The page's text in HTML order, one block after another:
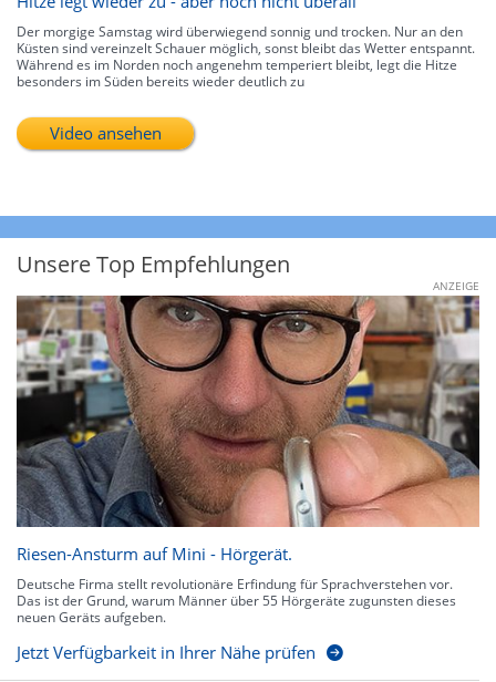
Der morgige Samstag wird überwiegend sonnig und trocken. Nur an den
Küsten sind vereinzelt Schauer möglich, sonst bleibt das Wetter entspannt.
Während es im Norden noch angenehm temperiert bleibt, legt die Hitze
besonders im Süden bereits wieder deutlich zu
Video ansehen
Unsere Top Empfehlungen
ANZEIGE
Riesen-Ansturm auf Mini - Hörgerät.
Deutsche Firma stellt revolutionäre Erfindung für Sprachverstehen vor.
Das ist der Grund, warum Männer über 55 Hörgeräte zugunsten dieses
neuen Geräts aufgeben.
Jetzt Verfügbarkeit in Ihrer Nähe prüfen